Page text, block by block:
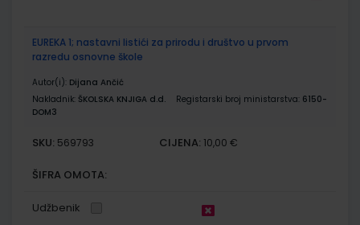
EUREKA 1; nastavni listići za prirodu i društvo u prvom
razredu osnovne škole
Autor(i): Dijana Ančić
Nakladnik: ŠKOLSKA KNJIGA d.d. Registarski broj ministarstva: 6150-
DOM3
SKU: 569793 CIJENA: 10,00 €
ŠIFRA OMOTA:
Udžbenik